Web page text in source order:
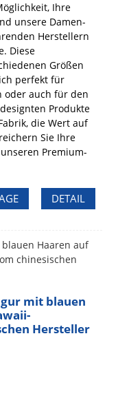
Ihre
unsere Damen-
Herstellern
Diese
Größen
perfekt für
oder auch für den
Produkte
die Wert auf
Sie Ihre
Premium-
DETAIL
mit blauen
Hersteller